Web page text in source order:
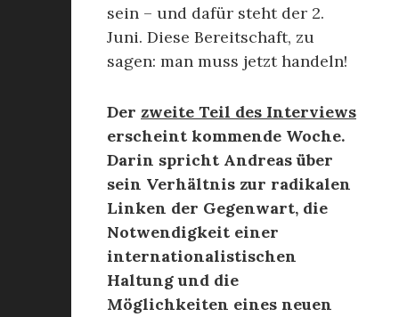
sein – und dafür steht der 2.
Juni. Diese Bereitschaft, zu
sagen: man muss jetzt handeln!
Der zweite Teil des Interviews
erscheint kommende Woche.
Darin spricht Andreas über
sein Verhältnis zur radikalen
Linken der Gegenwart, die
Notwendigkeit einer
internationalistischen
Haltung und die
Möglichkeiten eines neuen